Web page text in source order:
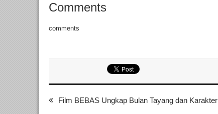
Comments
comments
Film BEBAS Ungkap Bulan Tayang dan Karakter